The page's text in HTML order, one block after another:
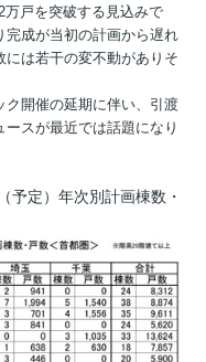
万戸を突破する見込みで
完成が当初の計画から遅れ
は若干の変不動がありそ
ク開催の延期に伴い、引渡
スが最近では話題になり
予定）年次別計画棟数・